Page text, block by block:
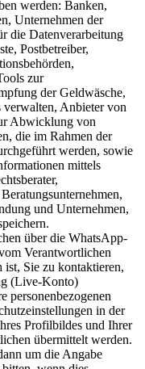
werden: Banken,
Unternehmen der
die Datenverarbeitung
Postbetreiber,
zur
der Geldwäsche,
verwalten, Anbieter von
Abwicklung von
die im Rahmen der
werden, sowie
mittels
und Unternehmen,
über die WhatsApp-
Verantwortlichen
Sie zu kontaktieren,
(Live-Konto)
personenbezogenen
in der
Profilbildes und Ihrer
übermittelt werden.
um die Angabe